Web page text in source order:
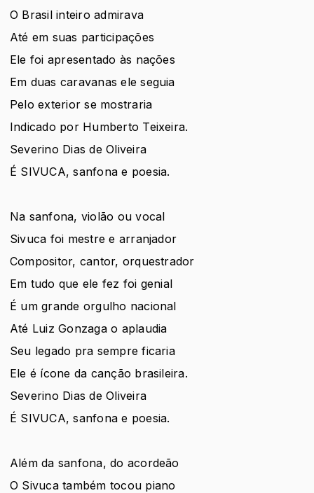
O Brasil inteiro admirava
Até em suas participações
Ele foi apresentado às nações
Em duas caravanas ele seguia
Pelo exterior se mostraria
Indicado por Humberto Teixeira.
Severino Dias de Oliveira
É SIVUCA, sanfona e poesia.
Na sanfona, violão ou vocal
Sivuca foi mestre e arranjador
Compositor, cantor, orquestrador
Em tudo que ele fez foi genial
É um grande orgulho nacional
Até Luiz Gonzaga o aplaudia
Seu legado pra sempre ficaria
Ele é ícone da canção brasileira.
Severino Dias de Oliveira
É SIVUCA, sanfona e poesia.
Além da sanfona, do acordeão
O Sivuca também tocou piano